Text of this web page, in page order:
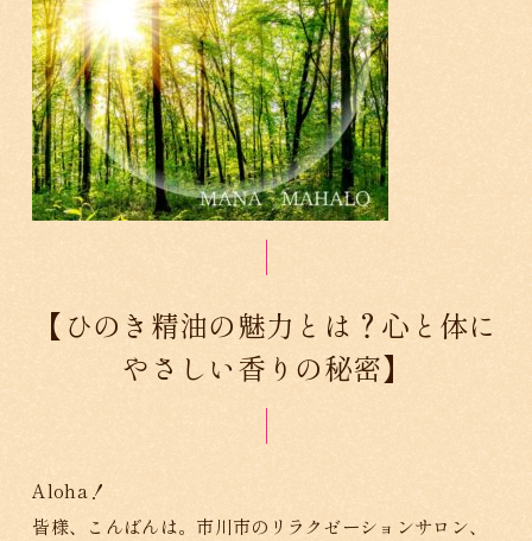
【ひのき精油の魅力とは？心と体に
やさしい香りの秘密】
Aloha！
皆様、こんばんは。市川市のリラクゼーションサロン、